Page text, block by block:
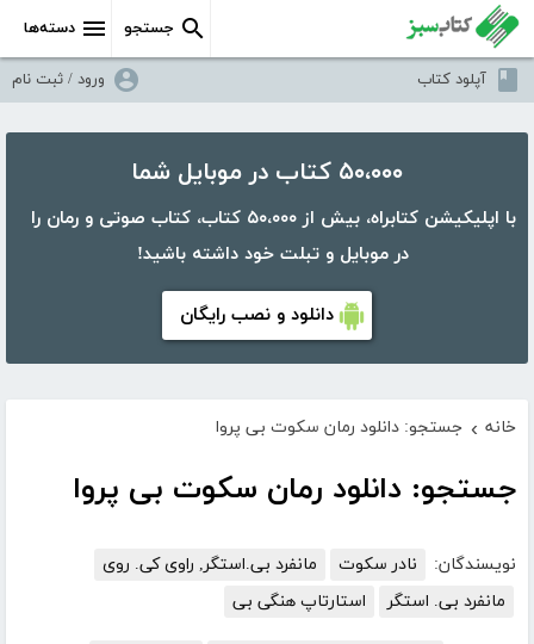
دسته‌ها جستجو
آپلود کتاب ورود / ثبت نام
۵۰،۰۰۰ کتاب در موبایل شما
با اپلیکیشن کتابراه، بیش از ۵۰،۰۰۰ کتاب، کتاب صوتی و رمان را
در موبایل و تبلت خود داشته باشید!
دانلود و نصب رایگان
خانه › جستجو: دانلود رمان سکوت بی پروا
جستجو: دانلود رمان سکوت بی پروا
نویسندگان: نادر سکوت
مانفرد بی.استگر, راوی کی. روی
مانفرد بی. استگر
استارتاپ هنگی بی